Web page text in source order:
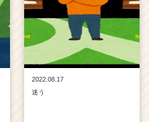
2022.08.17
迷う